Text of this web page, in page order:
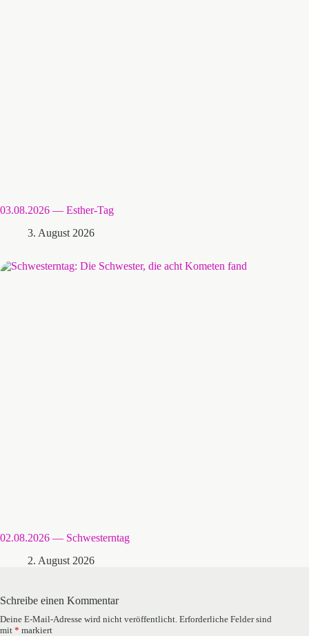
03.08.2026 — Esther-Tag
3. August 2026
02.08.2026 — Schwesterntag
2. August 2026
Schreibe einen Kommentar
Deine E-Mail-Adresse wird nicht veröffentlicht. Erforderliche Felder sind
mit * markiert